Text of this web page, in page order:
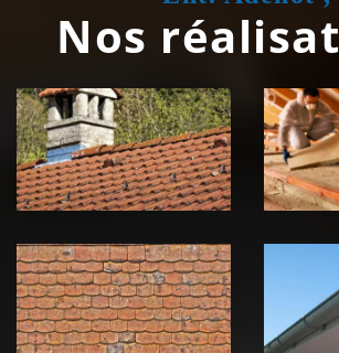
Nos
Couvreur
zingueur 39
Jura
démoussage de
toiture 39
Jura